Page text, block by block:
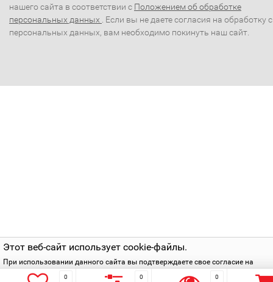
Этот веб-сайт использует cookie-файлы.
При использовании данного сайта вы подтверждаете свое согласие на
использование cookie-файлов в соответствии с нашей
нашего сайта в соответствии с Положением об обработке
персональных данных . Если вы не даете согласия на обработку
персональных данных, вам необходимо покинуть наш сайт.
0 0 0